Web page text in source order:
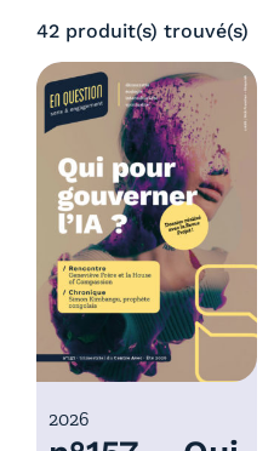
42 produit(s) trouvé(s)
2026